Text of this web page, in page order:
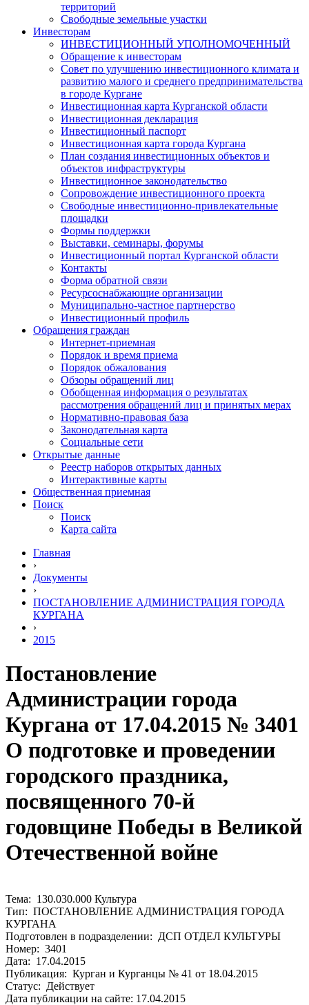
территорий
Свободные земельные участки
Инвесторам
ИНВЕСТИЦИОННЫЙ УПОЛНОМОЧЕННЫЙ
Обращение к инвесторам
Совет по улучшению инвестиционного климата и
развитию малого и среднего предпринимательства
в городе Кургане
Инвестиционная карта Курганской области
Инвестиционная декларация
Инвестиционный паспорт
Инвестиционная карта города Кургана
План создания инвестиционных объектов и
объектов инфраструктуры
Инвестиционное законодательство
Сопровождение инвестиционного проекта
Свободные инвестиционно-привлекательные
площадки
Формы поддержки
Выставки, семинары, форумы
Инвестиционный портал Курганской области
Контакты
Форма обратной связи
Ресурсоснабжающие организации
Муниципально-частное партнерство
Инвестиционный профиль
Обращения граждан
Интернет-приемная
Порядок и время приема
Порядок обжалования
Обзоры обращений лиц
Обобщенная информация о результатах
рассмотрения обращений лиц и принятых мерах
Нормативно-правовая база
Законодательная карта
Социальные сети
Открытые данные
Реестр наборов открытых данных
Интерактивные карты
Общественная приемная
Поиск
Поиск
Карта сайта
Главная
›
Документы
›
ПОСТАНОВЛЕНИЕ АДМИНИСТРАЦИЯ ГОРОДА
КУРГАНА
›
2015
Постановление
Администрации города
Кургана от 17.04.2015 № 3401
О подготовке и проведении
городского праздника,
посвященного 70-й
годовщине Победы в Великой
Отечественной войне
Тема: 130.030.000 Культура
Тип: ПОСТАНОВЛЕНИЕ АДМИНИСТРАЦИЯ ГОРОДА
КУРГАНА
Подготовлен в подразделении: ДСП ОТДЕЛ КУЛЬТУРЫ
Номер: 3401
Дата: 17.04.2015
Публикация: Курган и Курганцы № 41 от 18.04.2015
Статус: Действует
Дата публикации на сайте: 17.04.2015